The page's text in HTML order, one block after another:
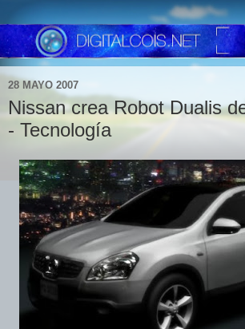
28 MAYO 2007
Nissan crea Robot Dualis
- Tecnología